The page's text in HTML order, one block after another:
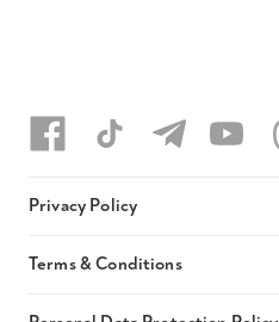
Privacy Policy
Terms & Conditions